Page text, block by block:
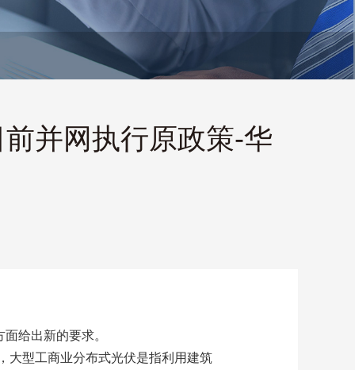
并网执行原政策-华
给出新的要求。
大型工商业分布式光伏是指利用建筑